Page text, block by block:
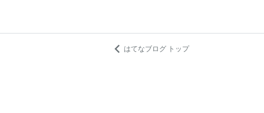
はてなブログ トップ